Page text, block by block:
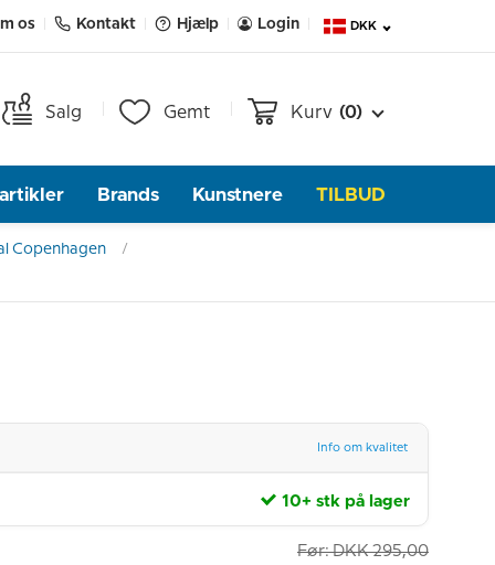
os Kontakt Hjælp Login DKK
Salg Gemt Kurv (0)
Brands Kunstnere TILBUD
Copenhagen
Info om kvalitet
10+ stk på lager
Før: DKK 295,00